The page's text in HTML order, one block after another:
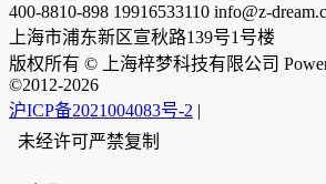
400-8810-898 19916533110 info@z-
上海市浦东新区宣秋路139号1号楼
版权所有 © 上海梓梦科技有限公司
©2012-2026
沪ICP备2021004083号-2 |
未经许可严禁复制